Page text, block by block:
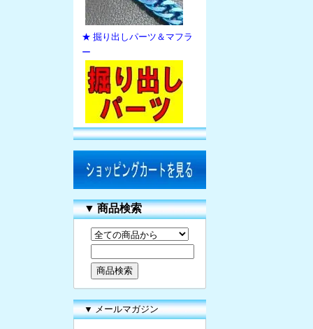
★ 掘り出しパーツ＆マフラ
ー
▼商品検索
▼ メールマガジン